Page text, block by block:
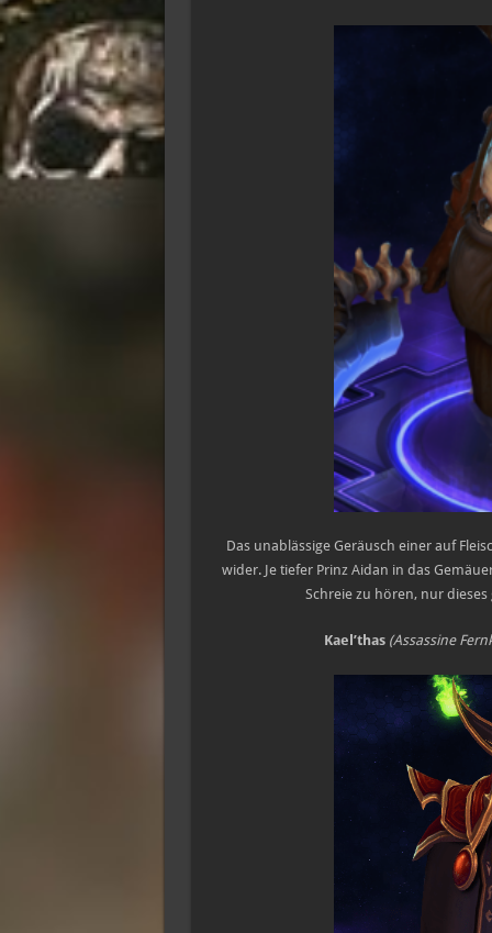
Das unablässige Geräusch einer auf
wider. Je tiefer Prinz Aidan in das
Schreie zu hören, nur
Kael’thas (Assassine